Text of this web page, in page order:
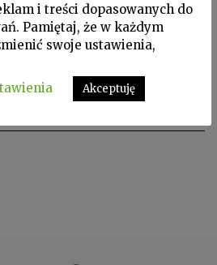
i treści dopasowanych do
Pamiętaj, że w każdym
swoje ustawienia,
Akceptuję